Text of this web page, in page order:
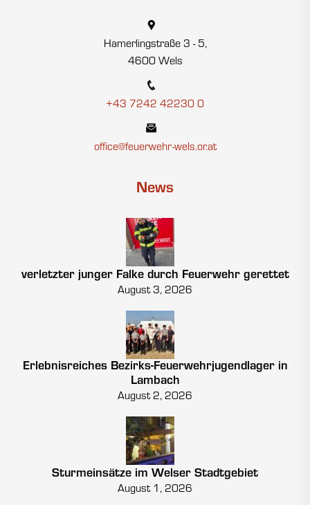
Hamerlingstraße 3 - 5,
4600 Wels
+43 7242 42230 0
office@feuerwehr-wels.or.at
News
verletzter junger Falke durch Feuerwehr gerettet
August 3, 2026
Erlebnisreiches Bezirks-Feuerwehrjugendlager in
Lambach
August 2, 2026
Sturmeinsätze im Welser Stadtgebiet
August 1, 2026